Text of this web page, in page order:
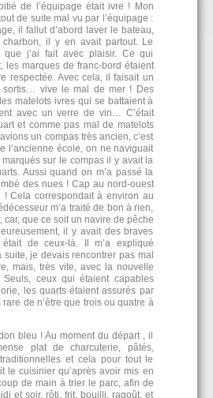
de l’équipage était ivre ! Mon
de suite mal vu par l’équipage :
il fallut d’abord laver le bateau,
il y en avait partout. Le
que j’ai fait avec plaisir. Ce qui
les marques de franc-bord étaient
respectée. Avec cela, il faisait un
sortis… vive le mal de mer ! Des
matelots ivres qui se battaient à
avec un verre de vin… C’était
et comme pas mal de matelots
un compas très ancien, c’est
l’ancienne école, on ne naviguait
sur le compas il y avait la
Aussi quand on m’a passé la
des nues ! Cap au nord-ouest
! Cela correspondait à environ au
m’a traité de bon à rien,
que ce soit un navire de pêche
il y avait des braves
de ceux-là. Il m’a expliqué
je devais rencontrer pas mal
mais, très vite, avec la nouvelle
ceux qui étaient capables
les quarts étaient assurés par
de n’être que trois ou quatre à
bleu ! Au moment du départ , il
plat de charcuterie, pâtés,
et cela pour tout le
cuisinier qu’après avoir mis en
de main à trier le parc, afin de
et soir, rôti, frit, bouilli, ragoût, et